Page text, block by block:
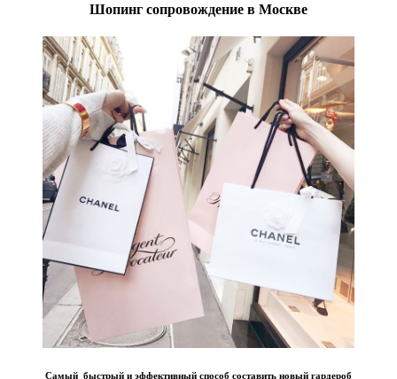
Шопинг сопровождение в Москве